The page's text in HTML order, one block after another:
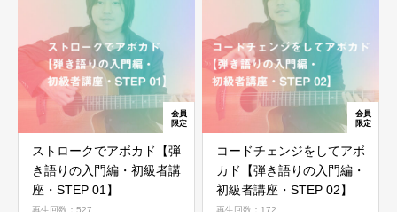
ストロークでアボカド【弾
き語りの入門編・初級者講
座・STEP 01】
再生回数：527
コードチェンジをしてアボ
カド【弾き語りの入門編・
初級者講座・STEP 02】
再生回数：172